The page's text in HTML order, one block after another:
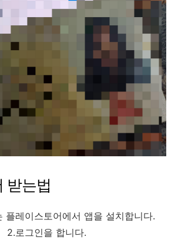
받는법
플레이스토어에서 앱을 설치합니다.
2.로그인을 합니다.